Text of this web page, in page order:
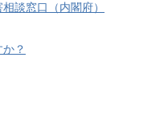
談窓口（内閣府）
？